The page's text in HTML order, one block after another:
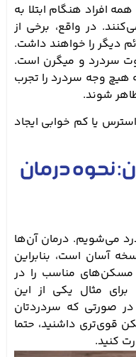
افراد هنگام ابتلا به
در واقع، برخی از
دیگر را خواهند داشت.
سردرد و میگرن است.
وجه سردرد را تجرب
شوند.
استرس یا کم خوابی ایجاد
نحوه درمان
می‌شویم. درمان آن‌ها
است، بنابراین
مناسب را در
مثال یکی از این
صورتی که سردردتان
داشنید، حتما